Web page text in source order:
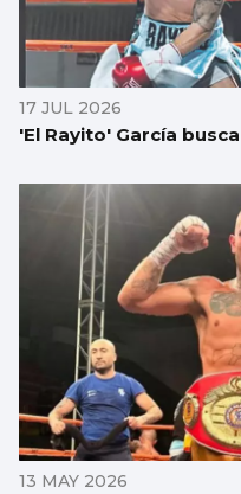
17 JUL 2026
'El Rayito' García
13 MAY 2026